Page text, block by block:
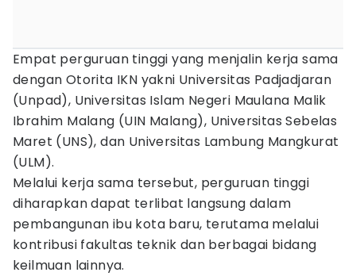
Empat perguruan tinggi yang menjalin kerja sama
dengan Otorita IKN yakni Universitas Padjadjaran
(Unpad), Universitas Islam Negeri Maulana Malik
Ibrahim Malang (UIN Malang), Universitas Sebelas
Maret (UNS), dan Universitas Lambung Mangkurat
(ULM).
Melalui kerja sama tersebut, perguruan tinggi
diharapkan dapat terlibat langsung dalam
pembangunan ibu kota baru, terutama melalui
kontribusi fakultas teknik dan berbagai bidang
keilmuan lainnya.